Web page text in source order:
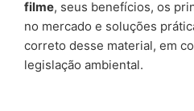
filme, seus benefícios, os
no mercado e soluções
correto desse material, em
legislação ambiental.